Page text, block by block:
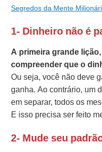
Segredos da Mente
1- Dinheiro não é
A primeira grande
compreender que o
Ou seja, você não deve
ganha. Ao contrário, um
em separar, todos os
E isso precisa ser feito
2- Mude seu